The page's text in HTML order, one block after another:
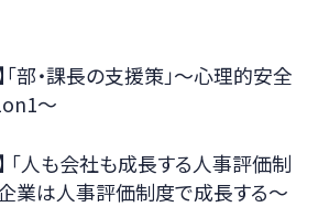
「部・課長の支援策」～心理的安全
～
「人も会社も成長する人事評価制
企業は人事評価制度で成長する～